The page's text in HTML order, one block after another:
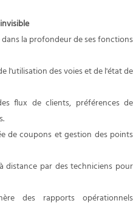
la profondeur de ses fonctions
l'utilisation des voies et de l'état de
flux de clients, préférences de
de coupons et gestion des points
distance par des techniciens pour
des rapports opérationnels